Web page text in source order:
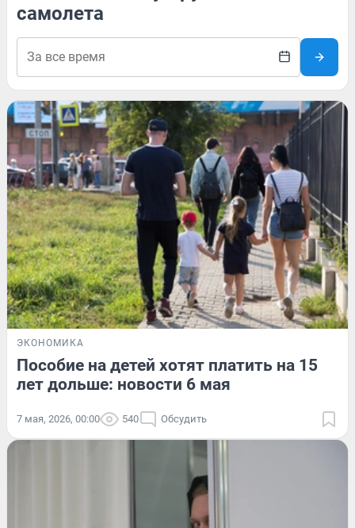
самолета
ЭКОНОМИКА
Пособие на детей хотят платить на 15
лет дольше: новости 6 мая
7 мая, 2026, 00:00 540 Обсудить